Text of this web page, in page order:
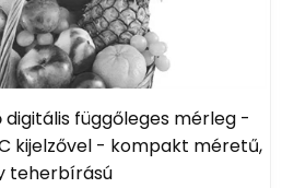
függőleges mérleg -
kijelzővel - kompakt méretű,
teherbírású